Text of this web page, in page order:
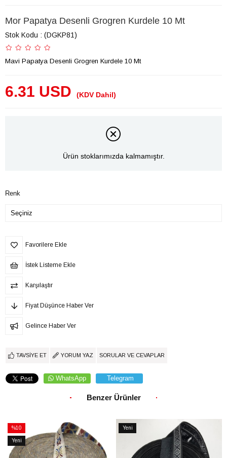
Mor Papatya Desenli Grogren Kurdele 10 Mt
Stok Kodu (DGKP81)
Mavi Papatya Desenli Grogren Kurdele 10 Mt
6.31 USD (KDV Dahil)
Ürün stoklarımızda kalmamıştır.
Renk
Favorilere Ekle
İstek Listeme Ekle
Karşılaştır
Fiyat Düşünce Haber Ver
Gelince Haber Ver
TAVSIYE ET YORUM YAZ SORULAR VE CEVAPLAR
WhatsApp Telegram
Benzer Ürünler
%10
İndirim
%10İndirim
Yeni
Ürün
Yeni